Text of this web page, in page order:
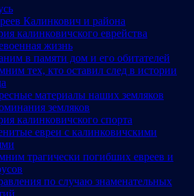
Калинкович и района
калинковичского еврейства
жизнь
в памяти дом и его обитателей
тех, кто оставил след в истории
материалы наших земляков
земляков
калинковичского спорта
евреи с калинковичскими
трагически погибших евреев и
по случаю знаменательных